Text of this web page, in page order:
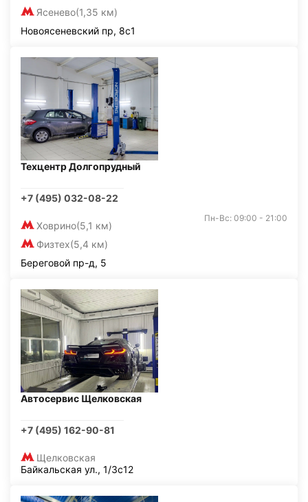
Ясенево(1,35 км)
Новоясеневский пр, 8с1
Техцентр Долгопрудный
+7 (495) 032-08-22
Ховрино(5,1 км)
Физтех(5,4 км)
Пн-Вс: 09:00 - 21:00
Береговой пр-д, 5
Автосервис Щелковская
+7 (495) 162-90-81
Щелковская
Байкальская ул., 1/3с12